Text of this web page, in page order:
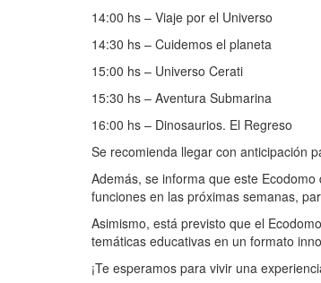
14:00 hs – Viaje por el Universo
14:30 hs – Cuidemos el planeta
15:00 hs – Universo Cerati
15:30 hs – Aventura Submarina
16:00 hs – Dinosaurios. El Regreso
Se recomienda llegar con anticipación
Además, se informa que este
funciones en las próximas semanas,
Asimismo, está previsto que el
temáticas educativas en un formato
¡Te esperamos para vivir una